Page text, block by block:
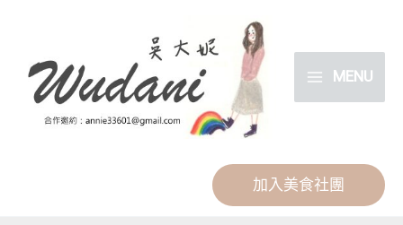
MENU
加入美食社團